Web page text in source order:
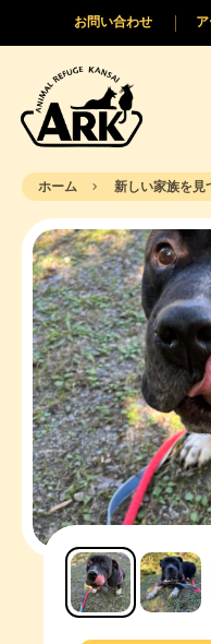
お問い合わせ
ホーム 新しい家族を見